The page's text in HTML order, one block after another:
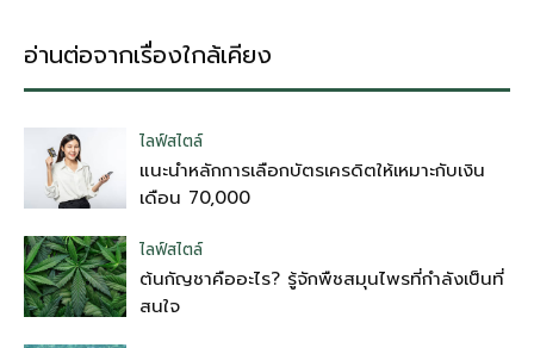
อ่านต่อจากเรื่องใกล้เคียง
ไลฟ์สไตล์
แนะนำหลักการเลือกบัตรเครดิตให้เหมาะกับเงิน
เดือน 70,000
ไลฟ์สไตล์
ต้นกัญชาคืออะไร? รู้จักพืชสมุนไพรที่กำลังเป็นที่
สนใจ